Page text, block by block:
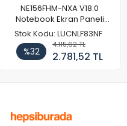
NE156FHM-NXA V18.0
Notebook Ekran Paneli
144Hz
Stok Kodu: LUCNLF83NF
%32
4.115,62 TL
2.781,52 TL